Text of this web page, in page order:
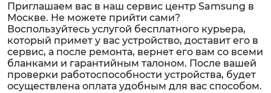
Приглашаем вас в наш сервис центр Samsung в
Москве. Не можете прийти сами?
Воспользуйтесь услугой бесплатного курьера,
который примет у вас устройство, доставит его в
сервис, а после ремонта, вернет его вам со всеми
бланками и гарантийным талоном. После вашей
проверки работоспособности устройства, будет
осуществлена оплата удобным для вас способом.